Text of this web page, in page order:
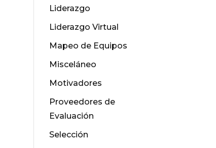
Liderazgo
Liderazgo Virtual
Mapeo de Equipos
Misceláneo
Motivadores
Proveedores de
Evaluación
Selección